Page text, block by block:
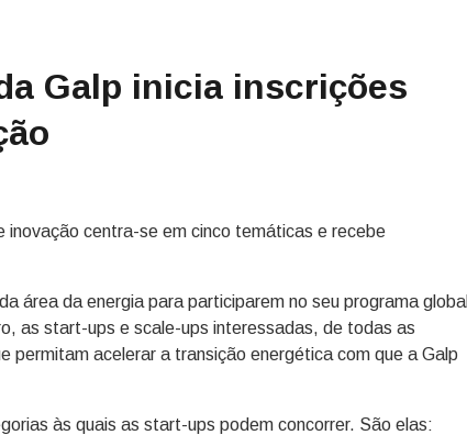
Galp inicia inscrições
inovação centra-se em cinco temáticas e recebe
área da energia para participarem no seu programa global
as start-ups e scale-ups interessadas, de todas as
permitam acelerar a transição energética com que a Galp
às quais as start-ups podem concorrer. São elas: